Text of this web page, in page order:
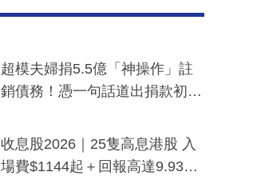
超模夫婦捐5.5億「神操作」註
銷債務！憑一句話道出捐款初
一度被誤當詐騙手段
收息股2026｜25隻高息港股 入
場費$1144起＋回報高達9.93